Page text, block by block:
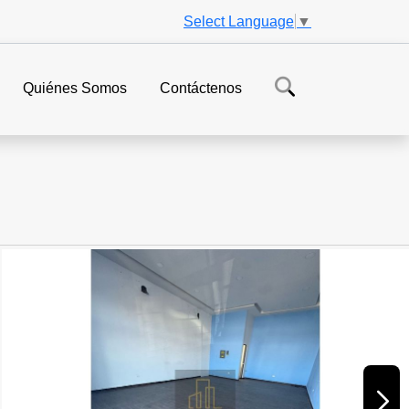
Select Language ▼
Quiénes Somos Contáctenos